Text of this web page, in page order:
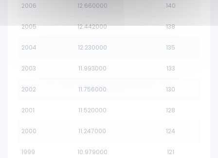
2006 12.660000 140
2005 12.442000 138
2004 12.230000 135
2003 11.993000 133
2002 11.756000 130
2001 11.520000 128
2000 11.247000 124
1999 10.979000 121